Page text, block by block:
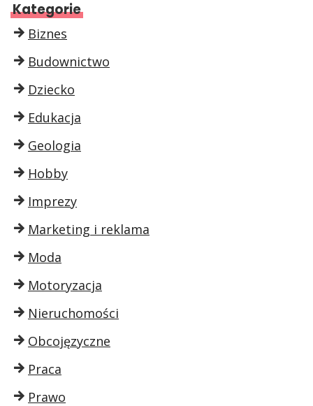
Kategorie
Biznes
Budownictwo
Dziecko
Edukacja
Geologia
Hobby
Imprezy
Marketing i reklama
Moda
Motoryzacja
Nieruchomości
Obcojęzyczne
Praca
Prawo